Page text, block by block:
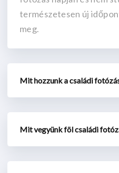
természetesen új
meg.
Mit hozzunk a családi
Mit vegyünk föl családi